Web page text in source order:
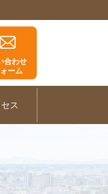
合わせ
ーム
ス